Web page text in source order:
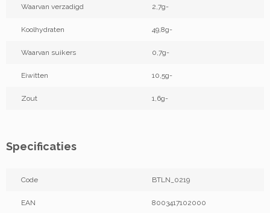
Waarvan verzadigd 2,7g-
Koolhydraten 49,8g-
Waarvan suikers 0,7g-
Eiwitten 10,5g-
Zout 1,6g-
Specificaties
Code BTLN_0219
EAN 8003417102000